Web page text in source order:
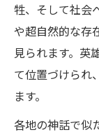
牲、そして社会
や超自然的な存
見られます。英
て位置づけられ
ます。
各地の神話で似